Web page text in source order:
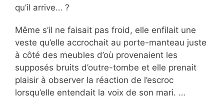
qu’il arrive… ?
Même s’il ne faisait pas froid, elle enfilait une
veste qu’elle accrochait au porte-manteau juste
à côté des meubles d’où provenaient les
supposés bruits d’outre-tombe et elle prenait
plaisir à observer la réaction de l’escroc
lorsqu’elle entendait la voix de son mari. …